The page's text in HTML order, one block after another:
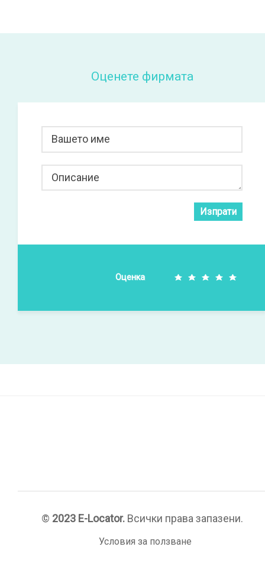
Оценете фирмата
Вашето име
Описание
Изпрати
Оценка
© 2023 E-Locator.Всички права запазени.
Условия за ползване